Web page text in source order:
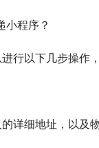
小程序？
行以下几步操作
详细地址，以及